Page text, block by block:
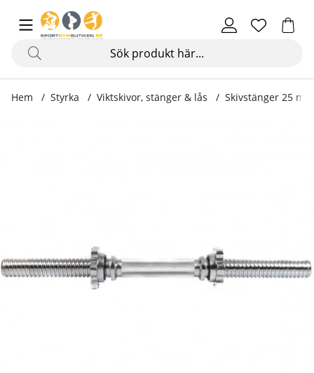
Hem Styrka Viktskivor, stänger & lås Skivstänger 25 mm